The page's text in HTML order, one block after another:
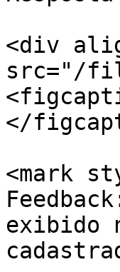
<div
src="/
</
<mark
exibido